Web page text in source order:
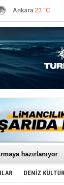
Ankara 23 °C
Antalya27 °C
Muğla 23 °C
Çanakkale 25 °C
yapacak
hazırlanıyor
gemi
başladı!
DENİZ